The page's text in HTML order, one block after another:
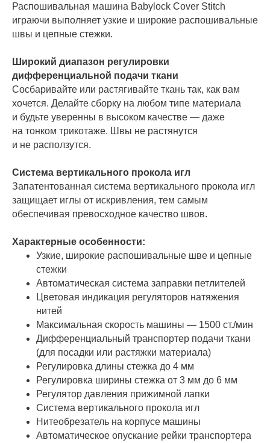
Распошивальная машина Babylock Cover Stitch
играючи выполняет узкие и широкие распошивальные
швы и цепные стежки.
Широкий диапазон регулировки
дифференциальной подачи ткани
Сосбаривайте или растягивайте ткань так, как вам
хочется. Делайте сборку на любом типе материала
и будьте уверенны в высоком качестве — даже
на тонком трикотаже. Швы не растянутся
и не расползутся.
Система вертикального прокола игл
Запатентованная система вертикального прокола игл
защищает иглы от искривления, тем самым
обеспечивая превосходное качество швов.
Характерные особенности:
Узкие, широкие распошивальные шве и цепные
стежки
Автоматическая система заправки петлителей
Цветовая индикация регуляторов натяжения
нитей
Максимальная скорость машины — 1500 ст./мин
Дифференциальный транспортер подачи ткани
(для посадки или растяжки материала)
Регулировка длины стежка до 4 мм
Регулировка ширины стежка от 3 мм до 6 мм
Регулятор давления прижимной лапки
Система вертикального прокола игл
Нитеобрезатель на корпусе машины
Автоматическое опускание рейки транспортера